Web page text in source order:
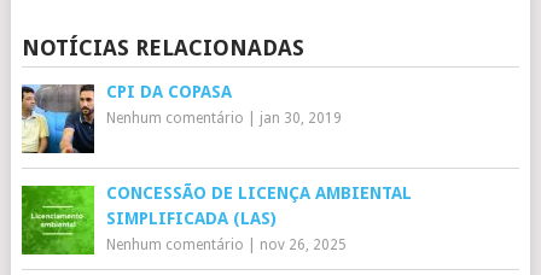
NOTÍCIAS RELACIONADAS
CPI DA COPASA
Nenhum comentário jan 30, 2019
CONCESSÃO DE LICENÇA AMBIENTAL
SIMPLIFICADA (LAS)
Nenhum comentário nov 26, 2025